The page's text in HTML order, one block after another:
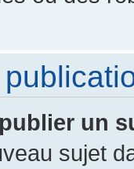
un
sujet